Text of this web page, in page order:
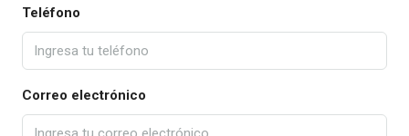
Teléfono
Correo electrónico